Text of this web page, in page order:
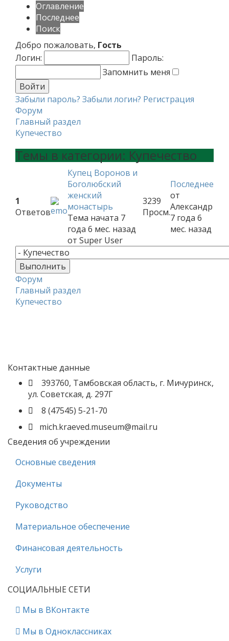
Оглавление
Последнее
Поиск
Добро пожаловать, Гость
Логин:
Пароль:
Запомнить меня
Забыли пароль? Забыли логин? Регистрация
Форум
Главный раздел
Купечество
Темы в категории: Купечество
1
Ответов
Купец Воронов и
Боголюбский
женский
монастырь
Тема начата 7
года 6 мес. назад
от Super User
3239
Просм.
Последнее
от
Александр
7 года 6
мес. назад
Форум
Главный раздел
Купечество
Контактные данные
393760, Тамбовская область, г. Мичуринск,
ул. Советская, д. 297Г
8 (47545) 5-21-70
mich.kraeved.museum@mail.ru
Сведения об учреждении
Основные сведения
Документы
Руководство
Материальное обеспечение
Финансовая деятельность
Услуги
СОЦИАЛЬНЫЕ СЕТИ
Мы в ВКонтакте
Мы в Одноклассниках